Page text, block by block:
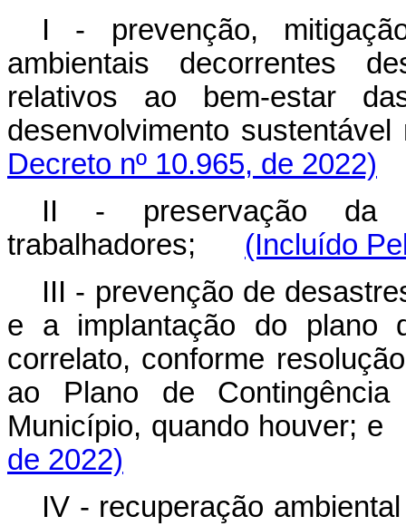
I - prevenção,
ambientais decorrentes
relativos ao bem-estar
desenvolvimento
Decreto nº 10.965, de 2022)
II - preservação da
trabalhadores; (Incluído
III - prevenção de
e a implantação do plano
correlato, conforme
ao Plano de
Município, quando
de 2022)
IV - recuperação